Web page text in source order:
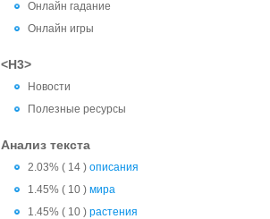
Онлайн гадание
Онлайн игры
<H3>
Новости
Полезные ресурсы
Анализ текста
2.03% ( 14 )описания
1.45% ( 10 )мира
1.45% ( 10 )растения